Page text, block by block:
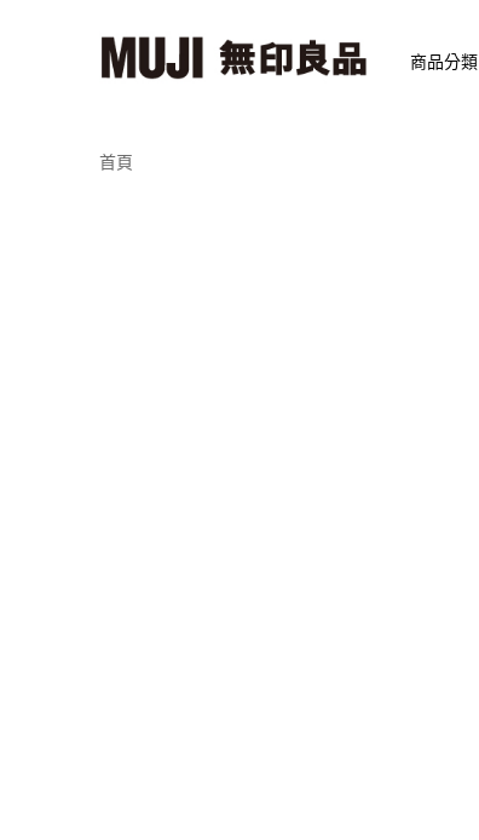
商品分類
首頁